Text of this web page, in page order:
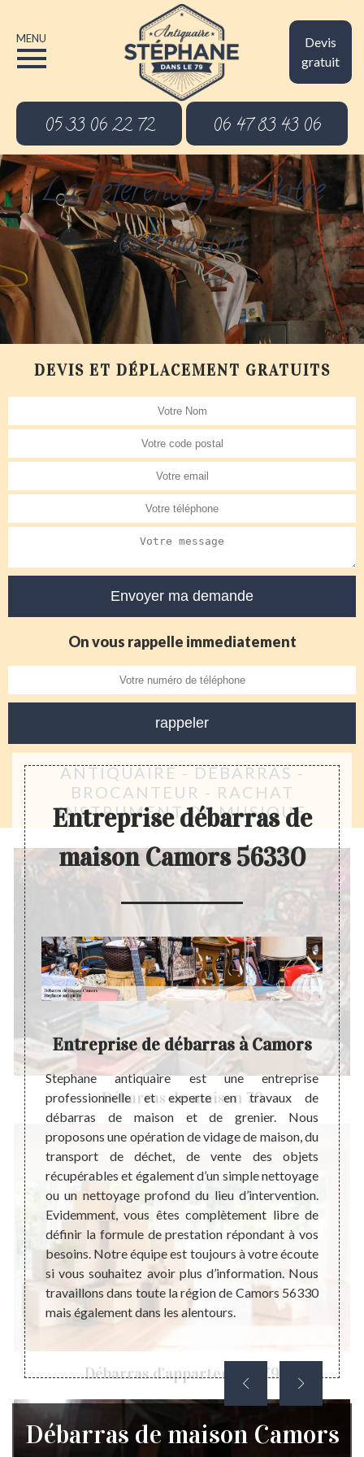
Devis
gratuit
MENU
05 33 06 22 72 06 47 83 43 06
La référence pour votre
estimation
DEVIS ET DÉPLACEMENT GRATUITS
On vous rappelle immediatement
ANTIQUAIRE - DÉBARRAS -
BROCANTEUR - RACHAT
INSTRUMENT DE MUSIQUE
Débarras de maison 79
Débarras d'appartement 79
Entreprise débarras de
maison Camors 56330
de
bon
sur
de
de
est
Entreprise de débarras à Camors
Stephane antiquaire est une entreprise
professionnelle et experte en travaux de
débarras de maison et de grenier. Nous
proposons une opération de vidage de maison, du
transport de déchet, de vente des objets
récupérables et également d’un simple nettoyage
ou un nettoyage profond du lieu d’intervention.
Evidemment, vous êtes complètement libre de
définir la formule de prestation répondant à vos
besoins. Notre équipe est toujours à votre écoute
si vous souhaitez avoir plus d’information. Nous
travaillons dans toute la région de Camors 56330
mais également dans les alentours.
de
Débarras de maison Camors